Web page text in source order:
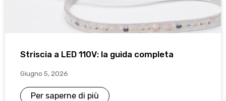
Striscia a LED 110V: la guida completa
Giugno 5, 2026
Per saperne di più